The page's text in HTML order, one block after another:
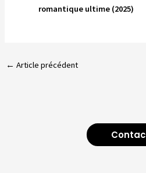
romantique ultime (2025)
← Article précédent